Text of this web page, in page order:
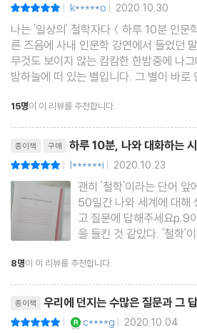
스물한 번째 인문학 │ ‘옳은 일’과 ‘그른
불과할까?
스물두 번째 인문학 │ 행복해지기 위해
스물세 번째 인문학 │ 폭력은 어떤 상황에
까?
스물네 번째 인문학 │ 정의가 무엇인지
할까?
스물다섯 번째 인문학 │ 욕망은 무한한
스물여섯 번째 인문학 │ 선과 악은 함께
스물일곱 번째 인문학 │ 무엇을 ‘비인간
있을까?
할까?
스물아홉 번째 인문학 │ 진리가 마음을
| k*****o | 2020.10.30
나는 '일상의' 철학자다＜하루 10분 인문
른 즈음에 사내 인문학 강연에서 들었던
무것도 보이지 않는 캄캄한 한밤중에 나
밤하늘에 떠 있는 별입니다. 그 별이 바로
게 고민해보지 않고 막연하게 생각해왔
도록 해준 말이기도 하다. 한편에서는 인문
15명이 이 리뷰를 추천합니다.
종이책 구매 하루 10분, 나와 대화하는
| l******i | 2020.10.23
괜히 '철학'이라는 단어 앞
50일간 나와 세계에 대해
고 질문에 답해주세요p.9
을 들킨 것 같았다. '철학'
은 생각보다 크다.뭔가
어렵고 이해하기 힘들고
알려주는 학문이 아니
8명이 이 리뷰를 추천합니다.
종이책 우리에 던지는 수많은 질문과 그
| c****g | 2020.10.04